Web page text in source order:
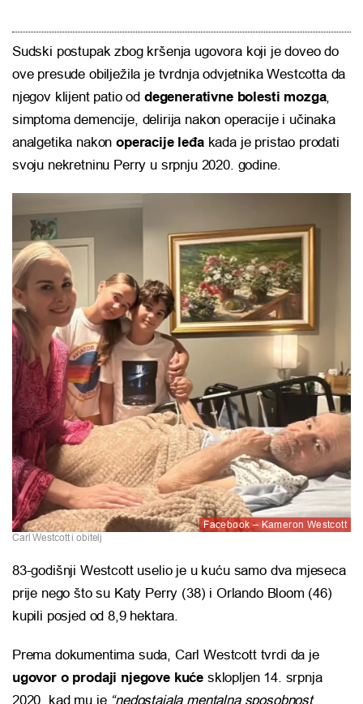
Sudski postupak zbog kršenja ugovora koji je doveo do
ove presude obilježila je tvrdnja odvjetnika Westcotta da
njegov klijent patio od degenerativne bolesti mozga,
simptoma demencije, delirija nakon operacije i učinaka
analgetika nakonoperacije leđakada je pristao prodati
svoju nekretninu Perry u srpnju 2020. godine.
Carl Westcott i obitelj
Facebook – Kameron Westcott
83-godišnji Westcott uselio je u kuću samo dva mjeseca
prije nego što su Katy Perry (38) i Orlando Bloom (46)
kupili posjed od 8,9 hektara.
Prema dokumentima suda, Carl Westcott tvrdi da je
ugovor o prodaji njegove kuće sklopljen 14. srpnja
2020. kad mu je “nedostajala mentalna sposobnost